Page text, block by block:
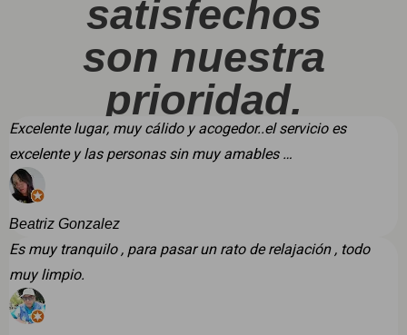
satisfechos
son nuestra
prioridad.
Excelente lugar, muy cálido y acogedor..el servicio es
excelente y las personas sin muy amables …
Beatriz Gonzalez
Es muy tranquilo , para pasar un rato de relajación , todo
muy limpio.